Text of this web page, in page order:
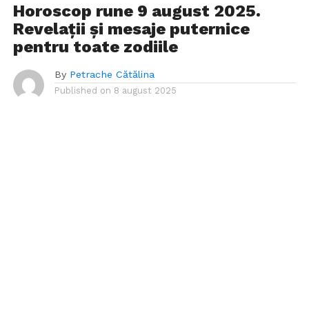
Horoscop rune 9 august 2025.
Revelații și mesaje puternice
pentru toate zodiile
By Petrache Cătălina
Published on 8 august 2025